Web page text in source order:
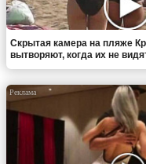
Скрытая камера на пляже
вытворяют, когда их не